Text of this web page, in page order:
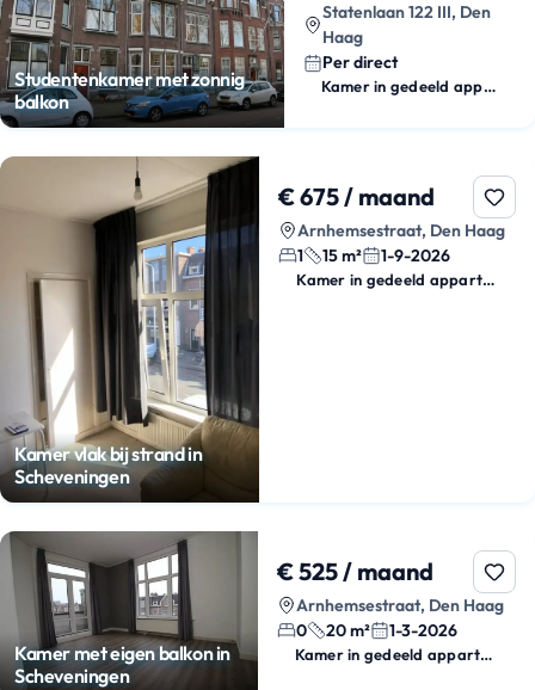
Studentenkamer met zonnig
balkon
Statenlaan 122 III, Den
Haag
Per direct
Kamer in gedeeld appartement
Kamer vlak bij strand in
Scheveningen
€ 675 / maand
Arnhemsestraat, Den Haag
1
15 m² 1-9-2026
Kamer in gedeeld appartement
Kamer met eigen balkon in
Scheveningen
€ 525 / maand
Arnhemsestraat, Den Haag
0
20 m² 1-3-2026
Kamer in gedeeld appartement